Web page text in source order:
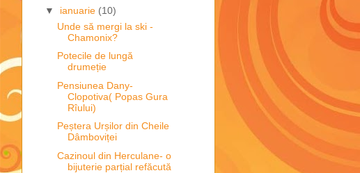
▼ ianuarie (10)
Unde să mergi la ski -
Chamonix?
Potecile de lungă
drumeție
Pensiunea Dany-
Clopotiva( Popas Gura
Rîului)
Peștera Urșilor din Cheile
Dâmboviței
Cazinoul din Herculane- o
bijuterie parțial refăcută